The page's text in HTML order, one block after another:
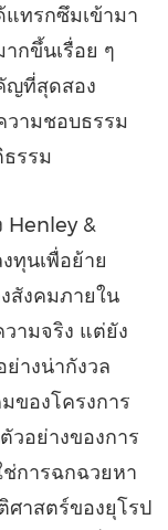
แทรกซึมเข้ามา
กขึ้นเรื่อย ๆ
ญที่สุดสอง
วามชอบธรรม
รรม
Henley &
ทุนเพื่อย้าย
สังคมภายใน
ามจริง แต่ยัง
างน่ากังวล
ของโครงการ
วอย่างของการ
การฉกฉวยหา
ศาสตร์ของยุโรป